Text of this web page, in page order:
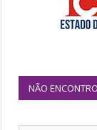
NÃO